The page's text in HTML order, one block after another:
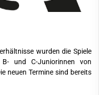
wurden die Spiele
und C-Juniorinnen von
neuen Termine sind bereits